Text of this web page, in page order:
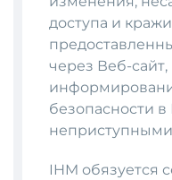
доступа и
через Веб-
безопасности
IHM обязуется